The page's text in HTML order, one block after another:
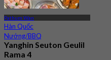
Pathum Wan
Hàn Quốc
Nướng/BBQ
Yanghin Seuton Geulil
Rama 4